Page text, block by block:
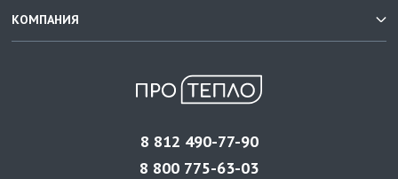
КОМПАНИЯ
8 812 490-77-90
8 800 775-63-03